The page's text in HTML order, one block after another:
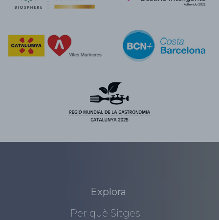
Explora
Per què Sitges